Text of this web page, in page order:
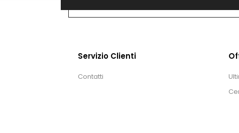
Servizio Clienti
Contatti